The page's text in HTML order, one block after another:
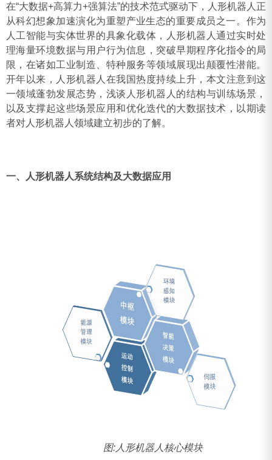
在“大数据+高算力+强算法”的技术范式驱动下，人形机器人正
从科幻想象加速演化为重塑产业生态的重要成员之一‌。作为
人工智能与实体世界的具象化载体，人形机器人通过实时处
理海量环境数据与用户行为信息，突破早期程序化指令的局
限，在诸如工业制造、特种服务等领域展现出颠覆性潜能。
开年以来，人形机器人在我国热度持续上升，本文注意到这
一领域蓬勃发展态势，浅谈人形机器人的结构与训练场景，
以及支撑起这些场景应用和优化迭代的大数据技术，以期读
者对人形机器人领域建立初步的了解。
一、人形机器人系统结构及大数据应用
图:人形机器人核心模块